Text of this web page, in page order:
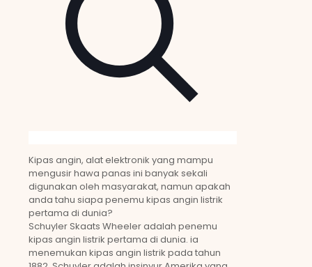
Kipas angin, alat elektronik yang mampu
mengusir hawa panas ini banyak sekali
digunakan oleh masyarakat, namun apakah
anda tahu siapa penemu kipas angin listrik
pertama di dunia?
Schuyler Skaats Wheeler adalah penemu
kipas angin listrik pertama di dunia. ia
menemukan kipas angin listrik pada tahun